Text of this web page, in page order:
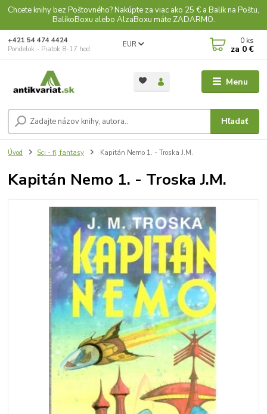
Chcete knihy bez Poštovného? Nakúpte za viac ako 25 € a Balík na Poštu,
BalíkoBoxu alebo AlzaBoxu máte ZADARMO.
Menu
EUR
Hľadať
+421 54 474 4424
Pondelok - Piatok 8-17 hod.
0 ks
za 0 €
Úvod Sci - fi, fantasy Kapitán Nemo 1. - Troska J.M.
Kapitán Nemo 1. - Troska J.M.